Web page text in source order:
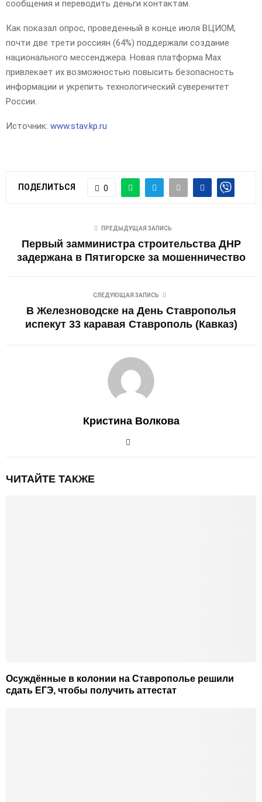
сообщения и переводить деньги контактам.
Как показал опрос, проведенный в конце июля ВЦИОМ,
почти две трети россиян (64%) поддержали создание
национального мессенджера. Новая платформа Max
привлекает их возможностью повысить безопасность
информации и укрепить технологический суверенитет
России.
Источник: www.stav.kp.ru
ПОДЕЛИТЬСЯ 0
ПРЕДЫДУЩАЯ ЗАПИСЬ
Первый замминистра строительства ДНР
задержана в Пятигорске за мошенничество
СЛЕДУЮЩАЯ ЗАПИСЬ
В Железноводске на День Ставрополья
испекут 33 каравая Ставрополь (Кавказ)
Кристина Волкова
ЧИТАЙТЕ ТАКЖЕ
Осуждённые в колонии на Ставрополье решили
сдать ЕГЭ, чтобы получить аттестат